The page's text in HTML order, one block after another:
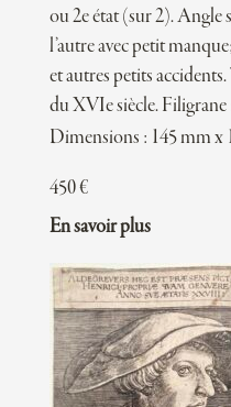
ou 2e état (sur 2). Angle
l’autre avec petit
et autres petits
du XVIe siècle.
Dimensions : 145 mm x
450€
En savoir plus